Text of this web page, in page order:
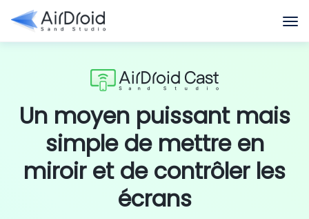
Un moyen puissant mais
simple de mettre en
miroir et de contrôler les
écrans